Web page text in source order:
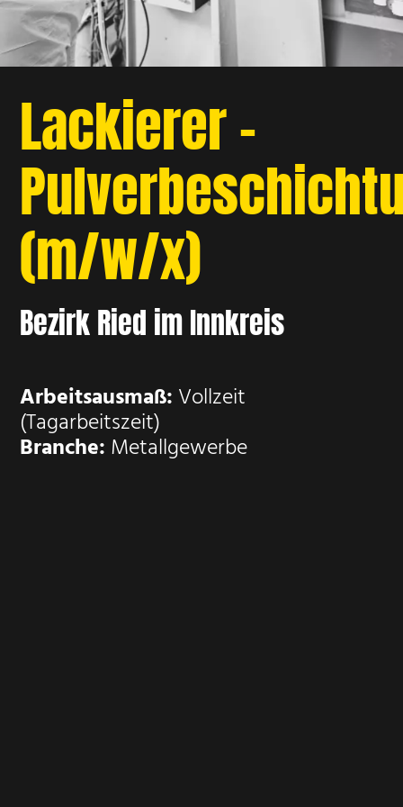
Lackierer -
(m/w/x)
Bezirk Ried im Innkreis
Arbeitsausmaß: Vollzeit
(Tagarbeitszeit)
Branche: Metallgewerbe